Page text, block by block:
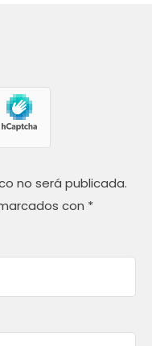
no será publicada.
con *